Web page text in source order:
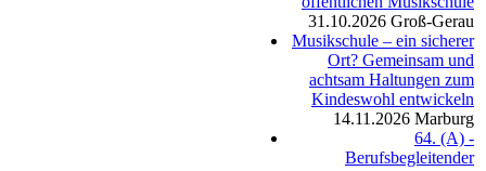
31.10.2026 Groß-Gerau
Musikschule – ein sicherer
Ort? Gemeinsam und
achtsam Haltungen zum
Kindeswohl entwickeln
14.11.2026 Marburg
64. (A) -
Berufsbegleitender